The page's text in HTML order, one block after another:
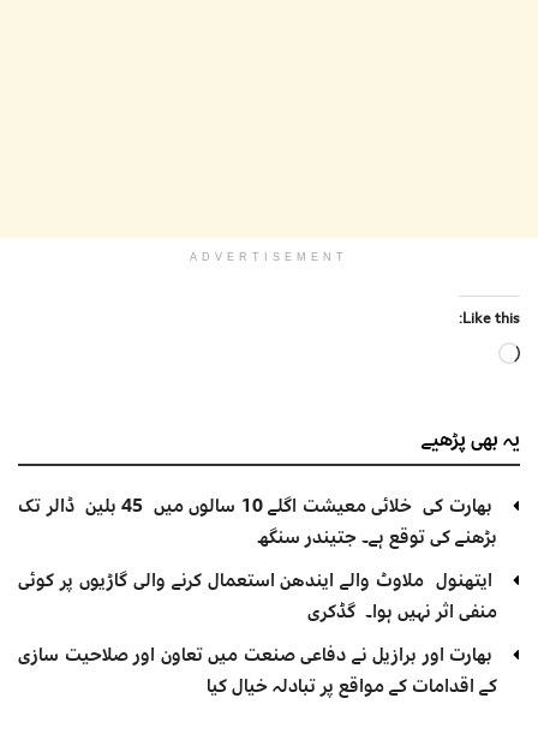
ADVERTISEMENT
Like this:
Loading…
یہ بھیپڑھیے
بھارت کی خلائی معیشت اگلے 10 سالوں میں 45 بلین ڈالر تک
بڑھنے کی توقع ہے۔ جتیندر سنگھ
ایتھنول ملاوٹ والے ایندھن استعمال کرنے والی گاڑیوں پر کوئی
منفی اثر نہیں ہوا۔ گڈکری
بھارت اور برازیل نے دفاعی صنعت میں تعاون اور صلاحیت سازی
کے اقدامات کے مواقع پر تبادلہ خیال کیا